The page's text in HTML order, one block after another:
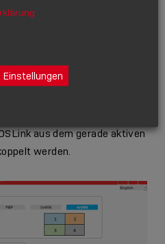
Keyboard und Mouse
UND SEPARIERT
vom Display unabhängigen
Signal per analogem
aus dem gerade aktiven
werden.
Einstellungen